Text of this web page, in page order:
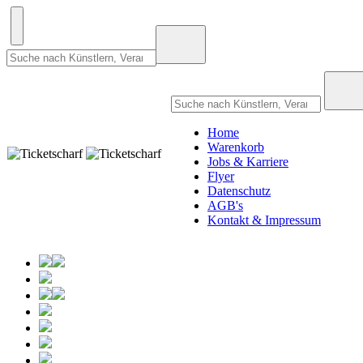
Home
Warenkorb
Jobs & Karriere
Flyer
Datenschutz
AGB's
Kontakt & Impressum